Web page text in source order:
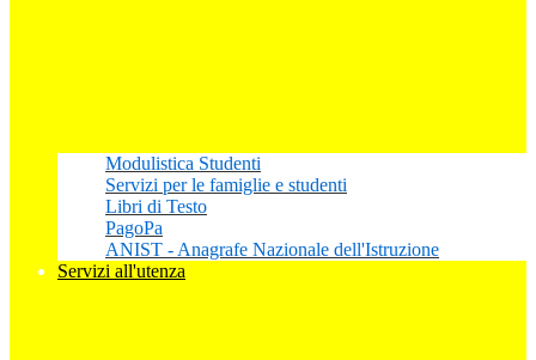
Modulistica Studenti
Servizi per le famiglie e studenti
Libri di Testo
PagoPa
ANIST - Anagrafe Nazionale dell'Istruzione
Servizi all'utenza